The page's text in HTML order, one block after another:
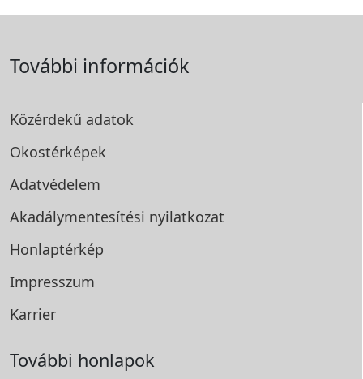
További információk
Közérdekű adatok
Okostérképek
Adatvédelem
Akadálymentesítési nyilatkozat
Honlaptérkép
Impresszum
Karrier
További honlapok